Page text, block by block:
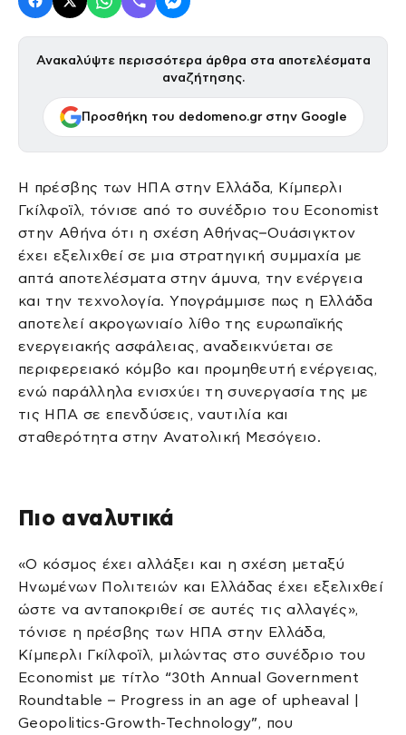
Ανακαλύψτε περισσότερα άρθρα στα αποτελέσματα
αναζήτησης.
Προσθήκη του dedomeno.gr στην Google
Η πρέσβης των ΗΠΑ στην Ελλάδα, Κίμπερλι
Γκίλφοϊλ, τόνισε από το συνέδριο του Economist
στην Αθήνα ότι η σχέση Αθήνας–Ουάσιγκτον
έχει εξελιχθεί σε μια στρατηγική συμμαχία με
απτά αποτελέσματα στην άμυνα, την ενέργεια
και την τεχνολογία. Υπογράμμισε πως η Ελλάδα
αποτελεί ακρογωνιαίο λίθο της ευρωπαϊκής
ενεργειακής ασφάλειας, αναδεικνύεται σε
περιφερειακό κόμβο και προμηθευτή ενέργειας,
ενώ παράλληλα ενισχύει τη συνεργασία της με
τις ΗΠΑ σε επενδύσεις, ναυτιλία και
σταθερότητα στην Ανατολική Μεσόγειο.
Πιο αναλυτικά
«Ο κόσμος έχει αλλάξει και η σχέση μεταξύ
Ηνωμένων Πολιτειών και Ελλάδας έχει εξελιχθεί
ώστε να ανταποκριθεί σε αυτές τις αλλαγές»,
τόνισε η πρέσβης των ΗΠΑ στην Ελλάδα,
Κίμπερλι Γκίλφοϊλ, μιλώντας στο συνέδριο του
Economist με τίτλο “30th Annual Government
Roundtable – Progress in an age of upheaval |
Geopolitics-Growth-Technology”, που